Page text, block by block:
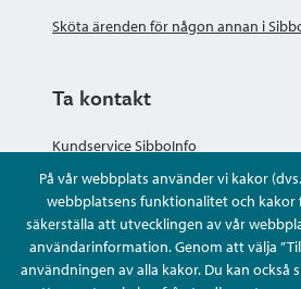
På vår webbplats använder vi kakor
webbplatsens funktionalitet och
säkerställa att utvecklingen av vår
användarinformation. Genom att välja
användningen av alla kakor. Du kan också
Sköta ärenden för någon annan i
Ta kontakt
Kundservice SibboInfo
Ge anonym respons
Ställ en fråga eller sköta ditt ärende